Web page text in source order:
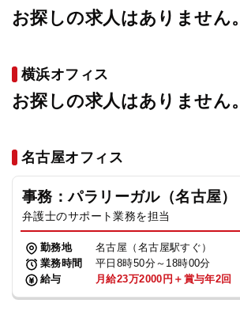
お探しの求人はありません。
横浜オフィス
お探しの求人はありません。
名古屋オフィス
事務：パラリーガル（名古屋）
弁護士のサポート業務を担当
勤務地
名古屋（名古屋駅すぐ）
業務時間
平日8時50分～18時00分
給与
月給23万2000円＋賞与年2回